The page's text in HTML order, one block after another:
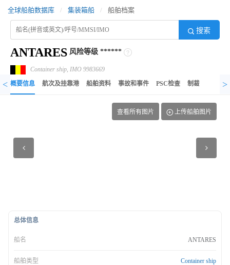
全球船舶数据库 / 集装箱船 / 船舶档案
搜索
ANTARES 风险等级 ******
Container ship, IMO 9983669
< 概要信息 航次及挂靠港 船舶资料 事故和事件 PSC检查 制裁记录 异
>
总体信息
船名 ANTARES
船舶类型 Container ship
查看所有图片 上传船舶图片